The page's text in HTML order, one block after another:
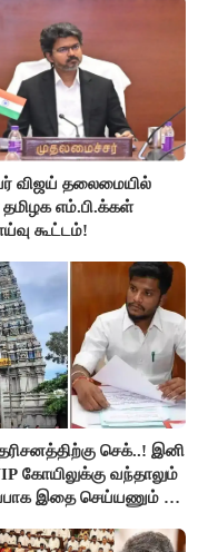
விஜய் தலைமையில்
எம்.பி.க்கள்
கூட்டம்!
தரிசனத்திற்கு செக்..! இனி
கோயிலுக்கு வந்தாலும்
இதை செய்யணும் -